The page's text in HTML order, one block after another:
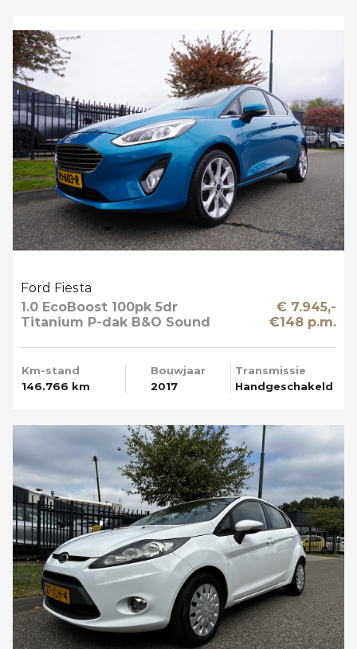
Ford Fiesta
1.0 EcoBoost 100pk 5dr
Titanium P-dak B&O Sound
€ 7.945,-
€148 p.m.
Km-stand
146.766 km
Bouwjaar
2017
Transmissie
Handgeschakeld